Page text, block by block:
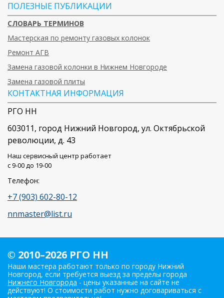
ПОЛЕЗНЫЕ ПУБЛИКАЦИИ
СЛОВАРЬ ТЕРМИНОВ
Мастерская по ремонту газовых колонок
Ремонт АГВ
Замена газовой колонки в Нижнем Новгороде
Замена газовой плиты
КОНТАКТНАЯ ИНФОРМАЦИЯ
РГО НН
603011, город Нижний Новгород, ул. Октябрьской
революции, д. 43
Наш сервисный центр работает
c 9-00 до 19-00
Телефон:
+7 (903) 602-80-12
nnmaster@list.ru
© 2010–2026 РГО НН
Наши мастера работают только по городу Нижний
Новгород, если требуется выезд за пределы города
Нижнего Новгорода - цены указанные на сайте не
действуют! О стоимости работ нужно договариваться с